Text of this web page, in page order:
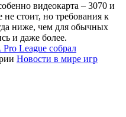
видеокарта – 3070 и
не стоит, но требования к
ниже, чем для обычных
и даже более.
League собрал
Новости в мире игр